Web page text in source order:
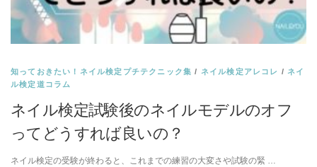
知っておきたい！ネイル検定プチテクニック集 / ネイル検定アレコレ /ネイ
ル検定道コラム
ネイル検定試験後のネイルモデルのオフ
ってどうすれば良いの？
ネイル検定の受験が終わると、これまでの練習の大変さや試験の緊 …